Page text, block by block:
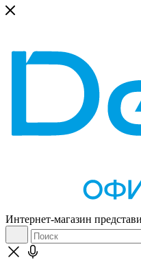
Интернет-магазин